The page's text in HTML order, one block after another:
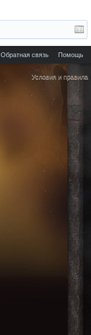
Обратная связь Помощь
Условия и правила